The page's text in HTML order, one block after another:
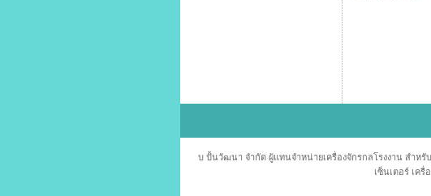
บ ปั้นวัฒนา จำกัด ผู้แทนจำหน่ายเครื่องจักรกลโรงงาน สำหรั
เซ็นเตอร์ เครื่